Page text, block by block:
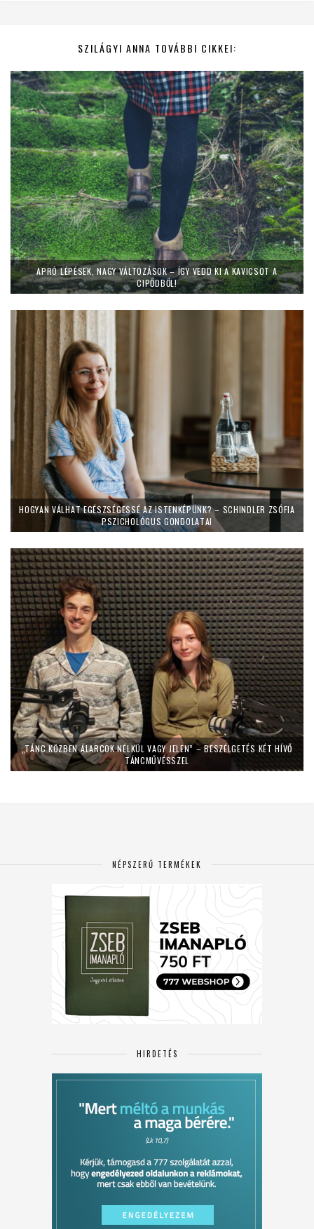
SZILÁGYI ANNA TOVÁBBI CIKKEI:
APRÓ LÉPÉSEK, NAGY VÁLTOZÁSOK – ÍGY VEDD KI A KAVICSOT A
CIPŐDBŐL!
HOGYAN VÁLHAT EGÉSZSÉGESSÉ AZ ISTENKÉPÜNK? – SCHINDLER ZSÓFIA
PSZICHOLÓGUS GONDOLATAI
„TÁNC KÖZBEN ÁLARCOK NÉLKÜL VAGY JELEN” – BESZÉLGETÉS KÉT HÍVŐ
TÁNCMŰVÉSSZEL
NÉPSZERŰ TERMÉKEK
HIRDETÉS